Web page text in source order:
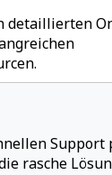
detaillierten
Support
rasche